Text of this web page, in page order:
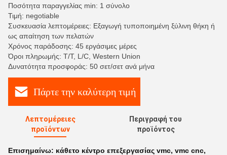
Ποσότητα παραγγελίας min: 1 σύνολο
Τιμή: negotiable
Συσκευασία λεπτομέρειες: Εξαγωγή τυποποιημένη ξύλινη θήκη ή
ως απαίτηση των πελατών
Χρόνος παράδοσης: 45 εργάσιμες μέρες
Όροι πληρωμής: T/T, L/C, Western Union
Δυνατότητα προσφοράς: 50 σετ/σετ ανά μήνα
Πάρτε την καλύτερη τιμή
Λεπτομέρειες
προϊόντων
Περιγραφή του
προϊόντος
Επισημαίνω: κάθετο κέντρο επεξεργασίας vmc, vmc cnc,